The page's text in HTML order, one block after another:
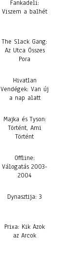
Fankadeli:
Viszem a balhét
The Slack Gang:
Az Utca Összes
Pora
Hivatlan
Vendégek: Van új
a nap alatt
Majka és Tyson:
Történt, Ami
Történt
Offline:
Válogatás 2003-
2004
Dynasztija: 3
Prixa: Kik Azok
az Arcok